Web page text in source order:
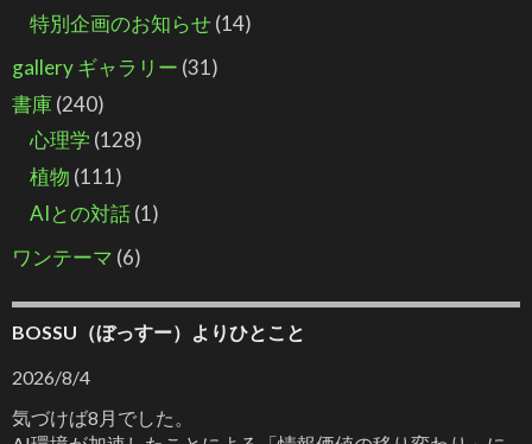
特別企画のお知らせ(14)
gallery ギャラリー (31)
書庫(240)
心理学 (128)
植物 (111)
AIとの対話(1)
ワンテーマ (6)
BOSSU（ぼっすー）よりひとこと
2026/8/4
気づけば8月でした。